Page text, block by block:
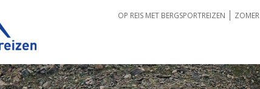
OP REIS MET BERGSPORTREIZEN ZOMER